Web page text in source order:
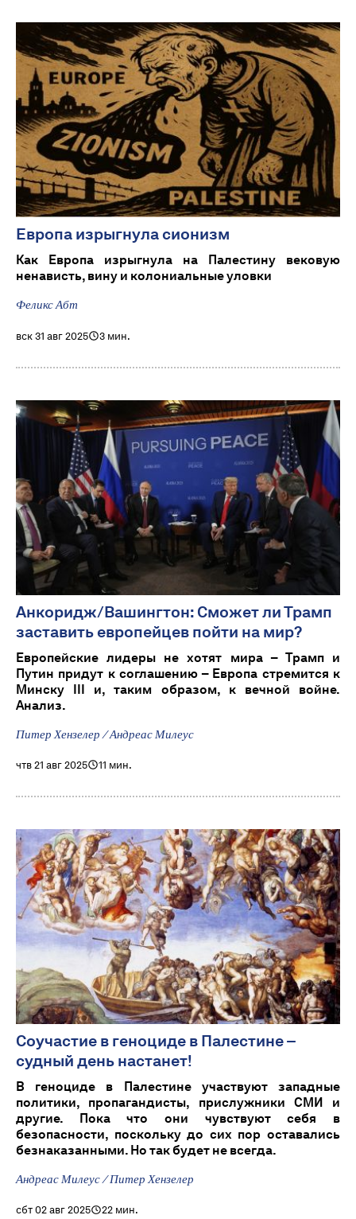
Европа изрыгнула сионизм
Как Европа изрыгнула на Палестину вековую
ненависть, вину и колониальные уловки
Феликс Абт
вск 31 авг 2025 3 мин.
Анкоридж/Вашингтон: Сможет ли Трамп
заставить европейцев пойти на мир?
Европейские лидеры не хотят мира – Трамп и
Путин придут к соглашению – Европа стремится к
Минску III и, таким образом, к вечной войне.
Анализ.
Питер Хензелер / Андреас Милеус
чтв 21 авг 2025 11 мин.
Соучастие в геноциде в Палестине –
судный день настанет!
В геноциде в Палестине участвуют западные
политики, пропагандисты, прислужники СМИ и
другие. Пока что они чувствуют себя в
безопасности, поскольку до сих пор оставались
безнаказанными. Но так будет не всегда.
Андреас Милеус / Питер Хензелер
сбт 02 авг 2025 22 мин.